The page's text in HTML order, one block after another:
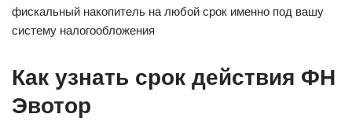
фискальный накопитель на любой срок именно под вашу
систему налогообложения
Как узнать срок действия ФН
Эвотор